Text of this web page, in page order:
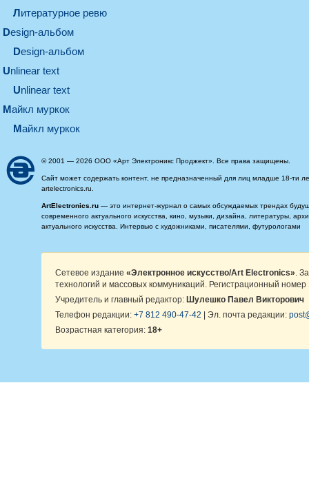
литературное ревю
design-альбом
design-альбом
unlinear text
Unlinear text
майкл муркок
майкл муркок
© 2001 — 2026 ООО «Арт Электроникс Проджект». Все права защищены.
Сайт может содержать контент, не предназначенный для лиц младше 18-ти
artelectronics.ru.
ArtElectronics.ru — это интернет-журнал о самых обсуждаемых трендах
современного актуального искусства, кино, музыки, дизайна, литературы,
актуального искусства. Интервью с художниками, писателями, футурологами
Сетевое издание «Электронное искусство/Art Electronics» .
технологий и массовых коммуникаций. Регистрационный
Учредитель и главный редактор: Шулешко Павел Викторович
Телефон редакции: +7 812 490-47-42 | Эл. почта редакции:
Возрастная категория: 18+